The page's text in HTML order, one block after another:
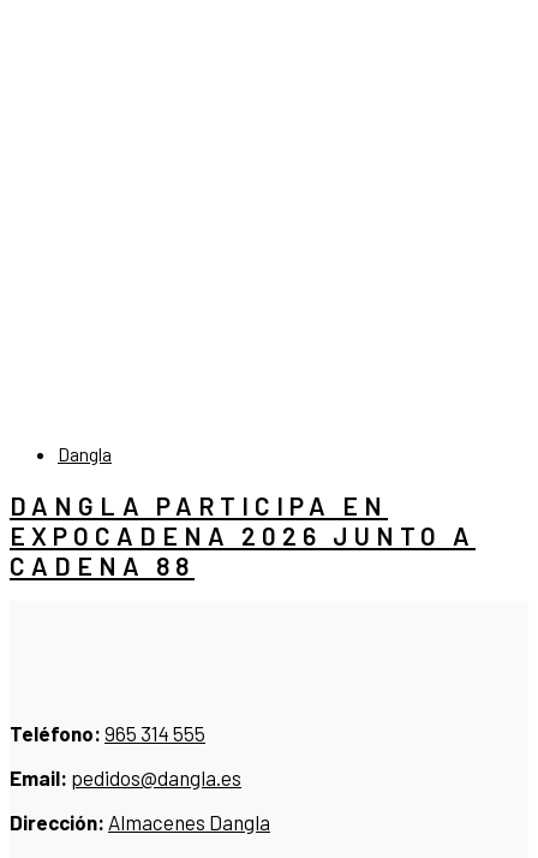
Dangla
DANGLA PARTICIPA EN
EXPOCADENA 2026 JUNTO A
CADENA 88
Teléfono: 965 314 555
Email: pedidos@dangla.es
Dirección: Almacenes Dangla